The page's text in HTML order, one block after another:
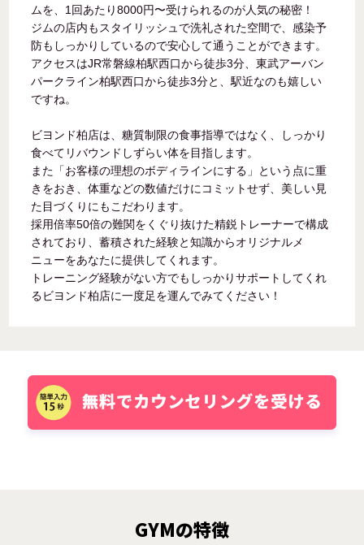
ムを、1回あたり8000円〜受けられるのが人気の秘密！
ジムの店内もスタイリッシュで洗礼された空間で、感染予
防もしっかりしているので安心して通うことができます。
アクセスはJR常磐線柏駅西口から徒歩3分、東武アーバン
パークライン柏駅西口から徒歩3分と、駅近なのも嬉しい
ですね。
ビヨンド柏店は、糖質制限の食事指導ではなく、しっかり
食べてリバウンドしずらい体を目指します。
また「お客様の理想のボディラインにする」という点に重
きをおき、体重などの数値だけにコミットせず、美しい見
た目づくりにもこだわります。
採用倍率50倍の難関をくぐり抜けた精鋭トレーナーで構成
されており、蓄積された経験と知識からオリジナルメ
ニューをあなたに提供してくれます。
トレーニング経験がない方でもしっかりサポートしてくれ
るビヨンド柏店に一度足を運んでみてください！
GYMの特徴